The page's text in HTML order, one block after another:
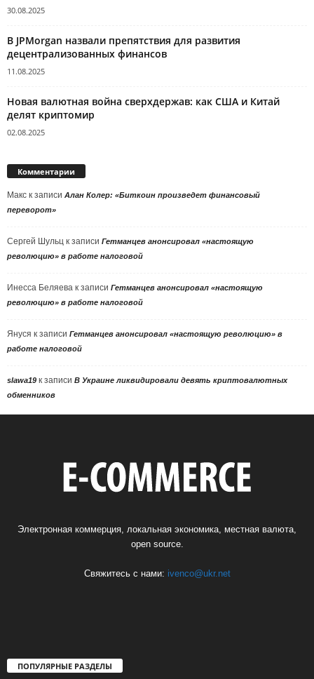
30.08.2025
В JPMorgan назвали препятствия для развития
децентрализованных финансов
11.08.2025
Новая валютная война сверхдержав: как США и Китай
делят криптомир
02.08.2025
Комментарии
Макс к записи Алан Колер: «Биткоин произведет финансовый
переворот»
Сергей Шульц к записи Гетманцев анонсировал «настоящую
революцию» в работе налоговой
Инесса Беляева к записи Гетманцев анонсировал «настоящую
революцию» в работе налоговой
Януся к записи Гетманцев анонсировал «настоящую революцию» в
работе налоговой
slawa19 к записи В Украине ликвидировали девять криптовалютных
обменников
Электронная коммерция, локальная экономика, местная валюта,
open source.
Свяжитесь с нами: ivenco@ukr.net
ПОПУЛЯРНЫЕ РАЗДЕЛЫ